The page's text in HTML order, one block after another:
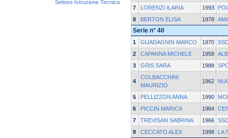
7
LORENZI ILARIA 1993
8
BERTON ELISA 1978
Serie n° 40
1 GUADAGNIN MARCO 1970
2
CAPANNA MICHELE 1958
3
GRIS SARA 1988
4
COLBACCHINI
MAURIZIO
1962
5 PELLIZZON ANNA 1990
6
PICCIN MARICA 1984
7
TREVISAN SABRINA 1966
8
CECCATO ALEX 1998 LA